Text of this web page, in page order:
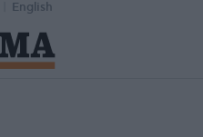
English